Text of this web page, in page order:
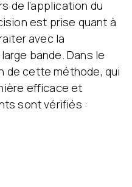
de l’application du
est prise quant à
avec la
bande. Dans le
de cette méthode, qui
efficace et
sont vérifiés :